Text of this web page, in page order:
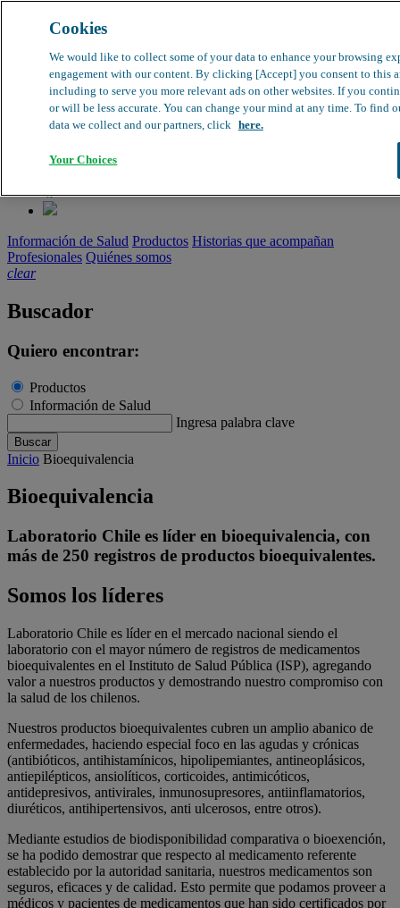
clear
Dirección médica
Farmacovigilancia
Objeción de calidad
Buscador de productossearch
Información de Salud Productos Historias que acompañan
Profesionales Quiénes somos
clear
Buscador
Quiero encontrar:
Productos
Información de Salud
Ingresa palabra clave
Buscar
Inicio Bioequivalencia
Bioequivalencia
Laboratorio Chile es líder en bioequivalencia, con
más de 250 registros de productos bioequivalentes.
Somos los líderes
Laboratorio Chile es líder en el mercado nacional siendo el
laboratorio con el mayor número de registros de medicamentos
bioequivalentes en el Instituto de Salud Pública (ISP), agregando
valor a nuestros productos y demostrando nuestro compromiso con
la salud de los chilenos.
Nuestros productos bioequivalentes cubren un amplio abanico de
enfermedades, haciendo especial foco en las agudas y crónicas
(antibióticos, antihistamínicos, hipolipemiantes, antineoplásicos,
antiepilépticos, ansiolíticos, corticoides, antimicóticos,
antidepresivos, antivirales, inmunosupresores, antiinflamatorios,
diuréticos, antihipertensivos, anti ulcerosos, entre otros).
Mediante estudios de biodisponibilidad comparativa o bioexención,
se ha podido demostrar que respecto al medicamento referente
establecido por la autoridad sanitaria, nuestros medicamentos son
seguros, eficaces y de calidad. Esto permite que podamos proveer a
médicos y pacientes de medicamentos que han sido certificados por
Cookies
We would like to collect some of your data to enhance your browsing
engagement with our content. By clicking [Accept] you consent to this
including to serve you more relevant ads on other websites. If you
or will be less accurate. You can change your mind at any time. To find
data we collect and our partners, click here.
Your Choices